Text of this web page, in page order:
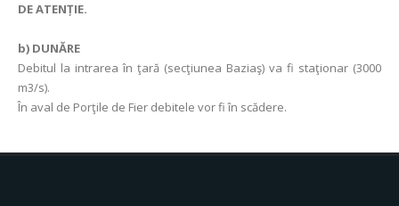
DE ATENȚIE.
b) DUNĂRE
Debitul la intrarea în ţară (secţiunea Baziaş) va fi staţionar (3000
m3/s).
În aval de Porţile de Fier debitele vor fi în scădere.